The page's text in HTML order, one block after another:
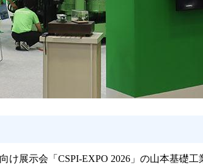
展示会「CSPI-EXPO 2026」の山本基礎